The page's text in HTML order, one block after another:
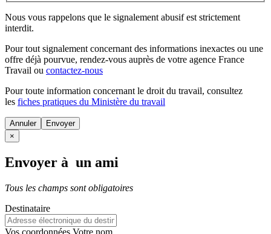
Nous vous rappelons que le signalement abusif est strictement
interdit.
Pour tout signalement concernant des informations inexactes ou une
offre déjà pourvue, rendez-vous auprès de votre agence France
Travail ou contactez-nous
Pour toute information concernant le droit du travail, consultez
les fiches pratiques du Ministère du travail
Annuler
×
Envoyer à un ami
Tous les champs sont obligatoires
Destinataire
Vos coordonnées Votre nom